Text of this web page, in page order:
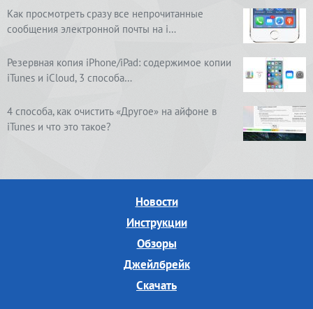
Как просмотреть сразу все непрочитанные
сообщения электронной почты на i…
Резервная копия iPhone/iPad: содержимое копии
iTunes и iCloud, 3 способа…
4 способа, как очистить «Другое» на айфоне в
iTunes и что это такое?
Новости
Инструкции
Обзоры
Джейлбрейк
Скачать